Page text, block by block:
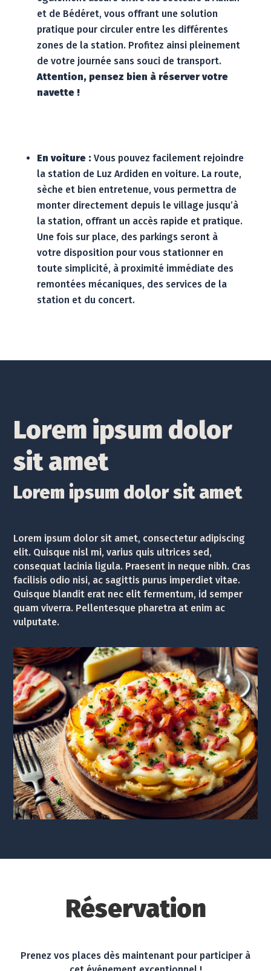
et de Bédéret, vous offrant une solution
pratique pour circuler entre les différentes
zones de la station. Profitez ainsi pleinement
de votre journée sans souci de transport.
Attention, pensez bien à réserver votre
navette !
En voiture :Vous pouvez facilement rejoindre
la station de Luz Ardiden en voiture. La route,
sèche et bien entretenue, vous permettra de
monter directement depuis le village jusqu’à
la station, offrant un accès rapide et pratique.
Une fois sur place, des parkings seront à
votre disposition pour vous stationner en
toute simplicité, à proximité immédiate des
remontées mécaniques, des services de la
station et du concert.
Lorem ipsum dolor
sit amet
Lorem ipsum dolor sit amet
Lorem ipsum dolor sit amet, consectetur adipiscing
elit. Quisque nisl mi, varius quis ultrices sed,
consequat lacinia ligula. Praesent in neque nibh. Cras
facilisis odio nisi, ac sagittis purus imperdiet vitae.
Quisque blandit erat nec elit fermentum, id semper
quam viverra. Pellentesque pharetra at enim ac
vulputate.
Réservation
Prenez vos places dès maintenant pour participer à